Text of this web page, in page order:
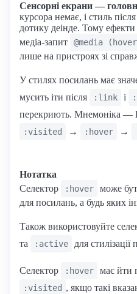
Сенсорні екрани —
курсора немає, і стиль
дотику деінде. Тому
медіа-запит
@media
лише на пристроях зі
У стилях посилань має
мусить іти після :link і
перекриють. Мнемоніка —
:visited → :hover →
Нотатка
Селектор
:hover
може
для посилань, а будь яких
Також використовуйте
та :active для стилізації
Селектор :hover має йти
:visited , якщо такі